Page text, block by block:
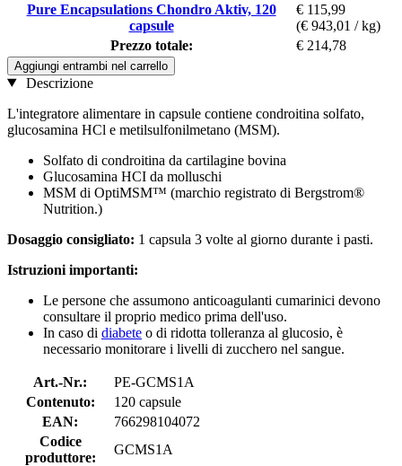
Pure Encapsulations Chondro Aktiv, 120
capsule
€ 115,99
(€ 943,01 / kg)
Prezzo totale:
€ 214,78
Aggiungi entrambi nel carrello
Descrizione
L'integratore alimentare in capsule contiene condroitina solfato,
glucosamina HCl e metilsulfonilmetano (MSM).
Solfato di condroitina da cartilagine bovina
Glucosamina HCI da molluschi
MSM di OptiMSM™ (marchio registrato di Bergstrom®
Nutrition.)
Dosaggio consigliato: 1 capsula 3 volte al giorno durante i pasti.
Istruzioni importanti:
Le persone che assumono anticoagulanti cumarinici devono
consultare il proprio medico prima dell'uso.
In caso di diabete o di ridotta tolleranza al glucosio, è
necessario monitorare i livelli di zucchero nel sangue.
Art.-Nr.:
PE-GCMS1A
Contenuto:
120 capsule
EAN:
766298104072
Codice
produttore:
GCMS1A